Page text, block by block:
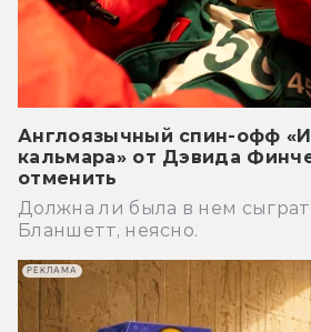
Англоязычный спин-офф
кальмара» от Дэвида
отменить
Должна ли была в нем
Бланшетт, неясно.
РЕКЛАМА